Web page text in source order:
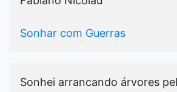
Sonhar com Guerras
Sonhei arrancando árvores